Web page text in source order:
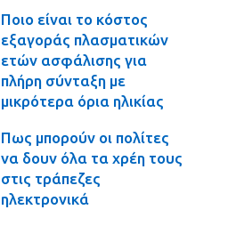
Ποιο είναι το κόστος
εξαγοράς πλασματικών
ετών ασφάλισης για
πλήρη σύνταξη με
μικρότερα όρια ηλικίας
Πως μπορούν οι πολίτες
να δουν όλα τα χρέη τους
στις τράπεζες
ηλεκτρονικά